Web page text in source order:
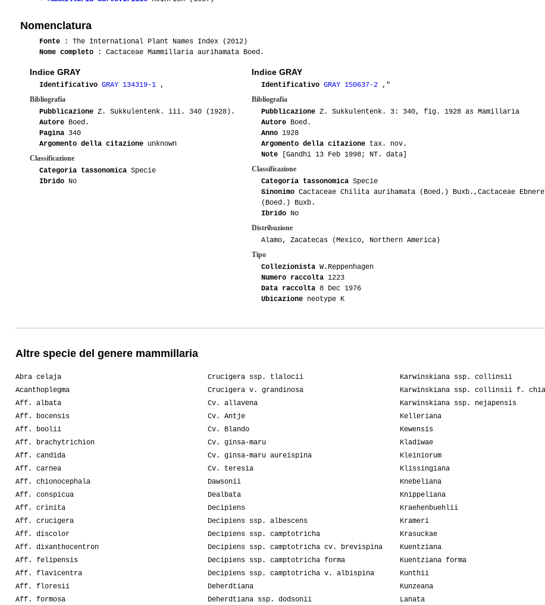
Nomenclatura
Fonte : The International Plant Names Index (2012)
Nome completo : Cactaceae Mammillaria aurihamata Boed.
Indice GRAY
Identificativo GRAY 134319-1 ,
Bibliografia
Pubblicazione Z. Sukkulentenk. iii. 340 (1928).
Autore Boed.
Pagina 340
Argomento della citazione unknown
Classificazione
Categoria tassonomica Specie
Ibrido No
Indice GRAY
Identificativo GRAY 150637-2 ,"
Bibliografia
Pubblicazione Z. Sukkulentenk. 3: 340, fig. 1928 as Mamillaria
Autore Boed.
Anno 1928
Argomento della citazione tax. nov.
Note [Gandhi 13 Feb 1998; NT. data]
Classificazione
Categoria tassonomica Specie
Sinonimo Cactaceae Chilita aurihamata (Boed.) Buxb.,Cactaceae
(Boed.) Buxb.
Ibrido No
Distribuzione
Alamo, Zacatecas (Mexico, Northern America)
Tipo
Collezionista W.Reppenhagen
Numero raccolta 1223
Data raccolta 8 Dec 1976
Ubicazione neotype K
Altre specie del genere mammillaria
Abra celaja
Acanthoplegma
Aff. albata
Aff. bocensis
Aff. boolii
Aff. brachytrichion
Aff. candida
Aff. carnea
Aff. chionocephala
Aff. conspicua
Aff. crinita
Aff. crucigera
Aff. discolor
Aff. dixanthocentron
Aff. felipensis
Aff. flavicentra
Aff. floresii
Aff. formosa
Crucigera ssp. tlalocii
Crucigera v. grandinosa
Cv. allavena
Cv. Antje
Cv. Blando
Cv. ginsa-maru
Cv. ginsa-maru aureispina
Cv. teresia
Dawsonii
Dealbata
Decipiens
Decipiens ssp. albescens
Decipiens ssp. camptotricha
Decipiens ssp. camptotricha cv. brevispina
Decipiens ssp. camptotricha forma
Decipiens ssp. camptotricha v. albispina
Deherdtiana
Deherdtiana ssp. dodsonii
Karwinskiana ssp. collinsii
Karwinskiana ssp. collinsii f.
Karwinskiana ssp. nejapensis
Kelleriana
Kewensis
Kladiwae
Kleiniorum
Klissingiana
Knebeliana
Knippeliana
Kraehenbuehlii
Krameri
Krasuckae
Kuentziana
Kuentziana forma
Kunthii
Kunzeana
Lanata